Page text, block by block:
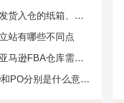
、重量、尺寸、贴标的要求详解
站有哪些不同点
FBA仓库需要注意什么？
是什么意思，它们有什么区别？